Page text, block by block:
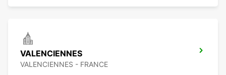
VALENCIENNES
VALENCIENNES - FRANCE